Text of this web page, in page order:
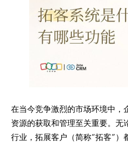
在当今竞争激烈的市场环境中，
资源的获取和管理至关重要。无
行业，拓展客户（简称“拓客”）